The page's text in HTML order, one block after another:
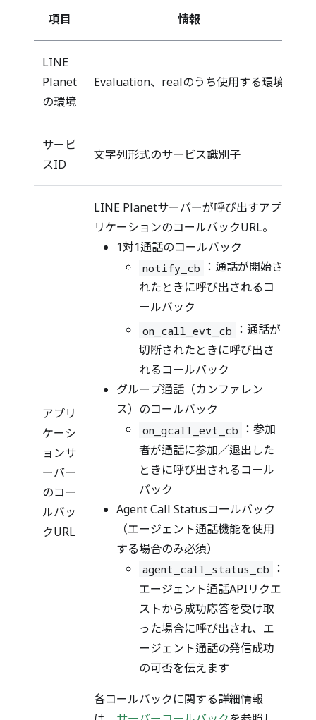
項目 情報
LINE
Planet
の環境
Evaluation、realのうち使用する環境
サービ
スID
文字列形式のサービス識別子
アプリ
ケーシ
ョンサ
ーバー
のコー
ルバッ
クURL
LINE Planetサーバーが呼び出すアプ
リケーションのコールバックURL。
1対1通話のコールバック
notify_cb ：通話が開始さ
れたときに呼び出されるコ
ールバック
on_call_evt_cb ：通話が
切断されたときに呼び出さ
れるコールバック
グループ通話（カンファレン
ス）のコールバック
on_gcall_evt_cb ：参加
者が通話に参加／退出した
ときに呼び出されるコール
バック
Agent Call Statusコールバック
（エージェント通話機能を使用
する場合のみ必須）
agent_call_status_cb ：
エージェント通話APIリクエ
ストから成功応答を受け取
った場合に呼び出され、エ
ージェント通話の発信成功
の可否を伝えます
各コールバックに関する詳細情報